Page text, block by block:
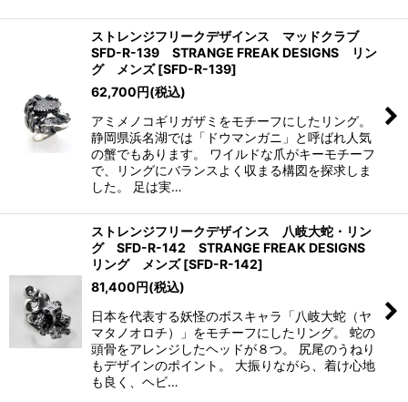
ストレンジフリークデザインス マッドクラブ
SFD-R-139 STRANGE FREAK DESIGNS リン
グ メンズ [SFD-R-139]
62,700円(税込)
アミメノコギリガザミをモチーフにしたリング。
静岡県浜名湖では「ドウマンガニ」と呼ばれ人気
の蟹でもあります。 ワイルドな爪がキーモチーフ
で、リングにバランスよく収まる構図を探求しま
した。 足は実…
ストレンジフリークデザインス 八岐大蛇・リン
グ SFD-R-142 STRANGE FREAK DESIGNS
リング メンズ [SFD-R-142]
81,400円(税込)
日本を代表する妖怪のボスキャラ「八岐大蛇（ヤ
マタノオロチ）」をモチーフにしたリング。 蛇の
頭骨をアレンジしたヘッドが８つ。 尻尾のうねり
もデザインのポイント。 大振りながら、着け心地
も良く、ヘビ…